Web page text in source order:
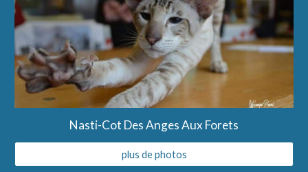
Nasti-Cot Des Anges Aux Forets
plus de photos